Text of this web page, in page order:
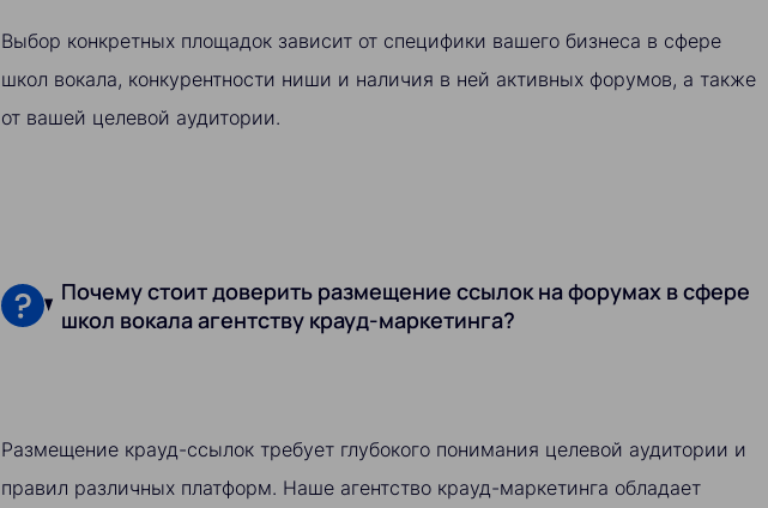
Выбор конкретных площадок зависит от специфики вашего бизнеса в сфере
школ вокала, конкурентности ниши и наличия в ней активных форумов, а также
от вашей целевой аудитории.
Почему стоит доверить размещение ссылок на форумах в сфере
школ вокала агентству крауд-маркетинга?
Размещение крауд-ссылок требует глубокого понимания целевой аудитории и
правил различных платформ. Наше агентство крауд-маркетинга обладает